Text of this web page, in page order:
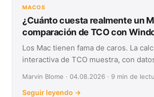
MACOS
¿Cuánto cuesta realmente un
comparación de TCO con
Los Mac tienen fama de caros. La
interactiva de TCO muestra, con
Marvin Blome · 04.08.2026 · 9 min de
Seguir leyendo →